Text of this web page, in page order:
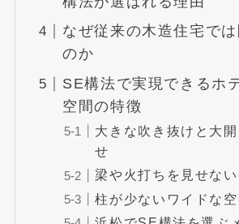
なぜ従来の木造住宅で
のか
SE構法で実現できるホ
空間の特徴
大きな吹き抜けと大
せ
梁や火打ちを見せな
柱が少ないワイドな空